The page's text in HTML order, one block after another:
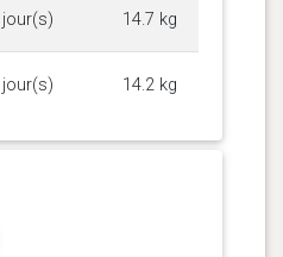
14.7 kg
14.2 kg